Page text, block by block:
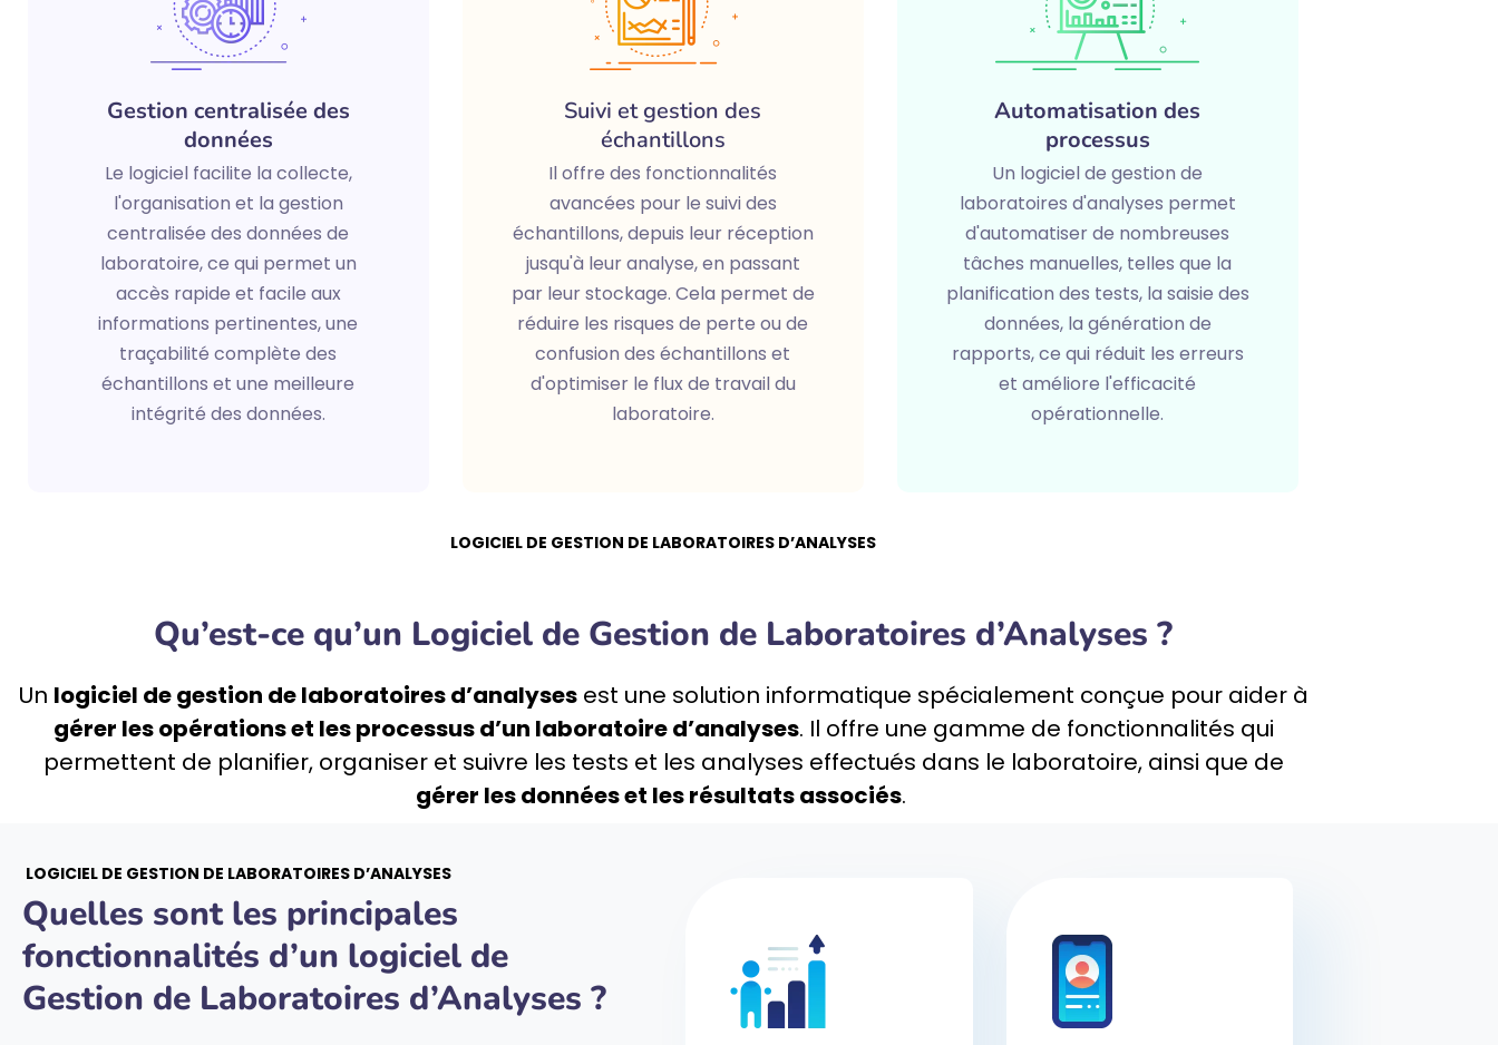
Gestion centralisée des
données
Le logiciel facilite la collecte,
l'organisation et la gestion
centralisée des données de
laboratoire, ce qui permet un
accès rapide et facile aux
informations pertinentes, une
traçabilité complète des
échantillons et une meilleure
intégrité des données.
Suivi et gestion des
échantillons
Il offre des fonctionnalités
avancées pour le suivi des
échantillons, depuis leur réception
jusqu'à leur analyse, en passant
par leur stockage. Cela permet de
réduire les risques de perte ou de
confusion des échantillons et
d'optimiser le flux de travail du
laboratoire.
Automatisation des
processus
Un logiciel de gestion de
laboratoires d'analyses permet
d'automatiser de nombreuses
tâches manuelles, telles que la
planification des tests, la saisie des
données, la génération de
rapports, ce qui réduit les erreurs
et améliore l'efficacité
opérationnelle.
LOGICIEL DE GESTION DE LABORATOIRES D’ANALYSES
Qu’est-ce qu’un Logiciel de Gestion de Laboratoires d’Analyses ?
Un logiciel de gestion de laboratoires d’analysesest une solution informatique spécialement conçue pour aider à
gérer les opérations et les processus d’un laboratoire d’analyses. Il offre une gamme de fonctionnalités qui
permettent de planifier, organiser et suivre les tests et les analyses effectués dans le laboratoire, ainsi que de
gérer les données et les résultats associés.
LOGICIEL DE GESTION DE LABORATOIRES D’ANALYSES
Quelles sont les principales
fonctionnalités d’un logiciel de
Gestion de Laboratoires d’Analyses ?